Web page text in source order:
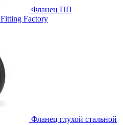
Фланец ПП
Fitting Factory
Фланец глухой стальной